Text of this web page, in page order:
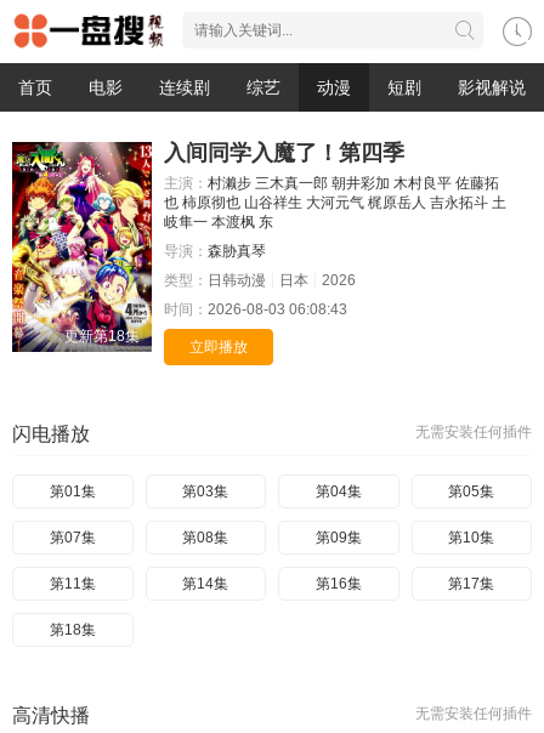
首页 电影 连续剧 综艺 动漫 短剧 影视解说
更新第18集
入间同学入魔了！第四季
主演： 村濑步 三木真一郎 朝井彩加 木村良平 佐藤拓
也 柿原彻也 山谷祥生 大河元气 梶原岳人 吉永拓斗 土
岐隼一 本渡枫 东
导演： 森胁真琴
类型： 日韩动漫 日本
2026
时间： 2026-08-03 06:08:43
立即播放
无需安装任何插件
闪电播放
第01集 第03集 第04集 第05集
第07集 第08集 第09集 第10集
第11集 第14集 第16集 第17集
第18集
无需安装任何插件
高清快播